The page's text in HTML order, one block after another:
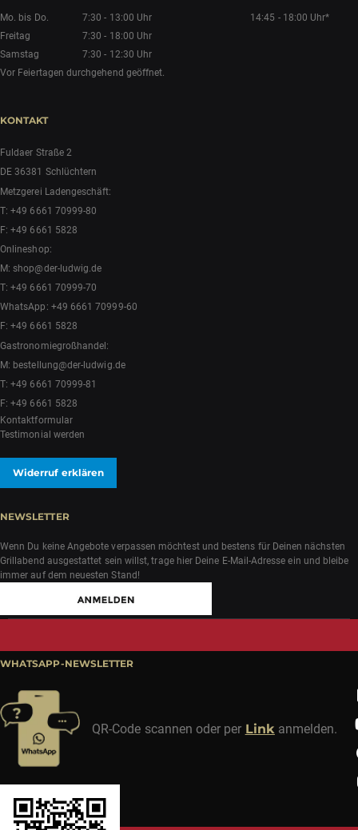
Mo. bis Do. 7:30 - 13:00 Uhr
14:45 - 18:00 Uhr*
Freitag
7:30 - 18:00 Uhr
Samstag
7:30 - 12:30 Uhr
Vor Feiertagen durchgehend geöffnet.
KONTAKT
Fuldaer Straße 2
DE 36381 Schlüchtern
Metzgerei Ladengeschäft:
T:+49 6661 70999-80
F: +49 6661 5828
Onlineshop:
M:shop@der-ludwig.de
T:+49 6661 70999-70
WhatsApp: +49 6661 70999-60
F: +49 6661 5828
Gastronomiegroßhandel:
M: bestellung@der-ludwig.de
T:+49 6661 70999-81
F: +49 6661 5828
Kontaktformular
Testimonial werden
Widerruf erklären
NEWSLETTER
Wenn Du keine Angebote verpassen möchtest und bestens für Deinen nächsten
Grillabend ausgestattet sein willst, trage hier Deine E-Mail-Adresse ein und bleibe
immer auf dem neuesten Stand!
WHATSAPP-NEWSLETTER
QR-Code scannen oder per Linkanmelden.